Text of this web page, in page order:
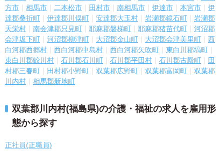
方市
相馬市 二本松市 田村市 南相馬市 伊達市 本宮市
伊
達郡桑折町
伊達郡川俣町 安達郡大玉村 岩瀬郡鏡石町
岩瀬郡
天栄村
南会津郡只見町 耶麻郡磐梯町 耶麻郡猪苗代町
河沼郡
会津坂下町
河沼郡柳津町 大沼郡金山町 大沼郡会津美里町
西
白河郡西郷村
西白河郡中島村 西白河郡矢吹町
東白川郡塙町
東白川郡鮫川村
石川郡石川町 石川郡平田村 石川郡古殿町
田
村郡三春町
田村郡小野町 双葉郡広野町 双葉郡富岡町
双葉郡
川内村
相馬郡新地町
双葉郡川内村(福島県)の介護・福祉の求人を雇用形
態から探す
正社員(正職員)